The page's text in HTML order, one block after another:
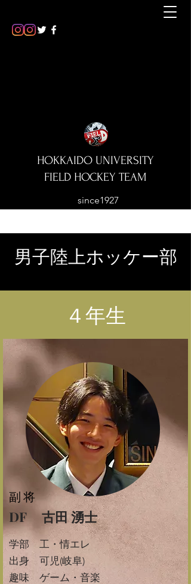
HOKKAIDO UNIVERSITY
FIELD HOCKEY TEAM
since1927
​男子陸上ホッケー部
​４年生
副将
DF 古田 湧士
学部 工・情エレ
出身 可児(岐阜)
​趣味 ゲーム・音楽